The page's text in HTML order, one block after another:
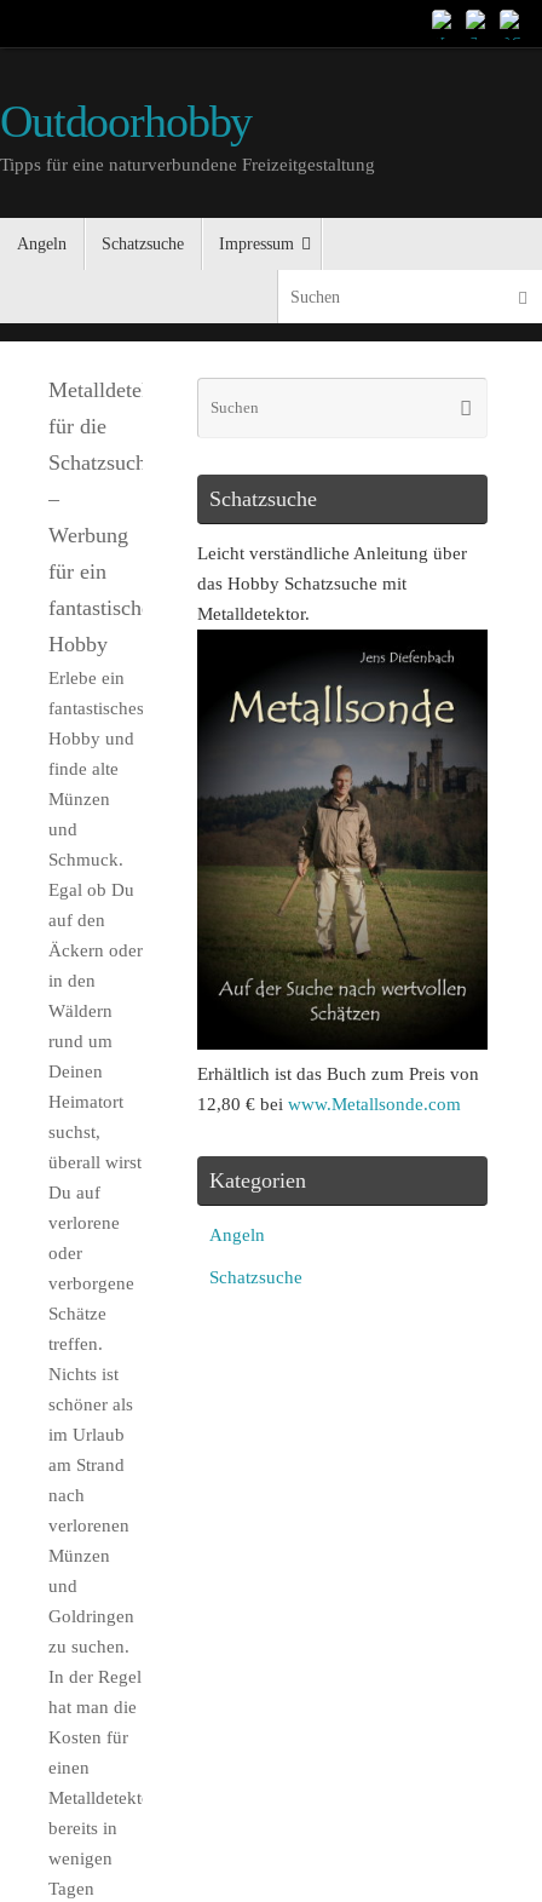
Outdoorhobby
Tipps für eine naturverbundene Freizeitgestaltung
Angeln Schatzsuche Impressum
Metalldetektoren
für die
Schatzsuche
–
Werbung
für ein
fantastisches
Hobby
Erlebe ein
fantastisches
Hobby und
finde alte
Münzen
und
Schmuck.
Egal ob Du
auf den
Äckern oder
in den
Wäldern
rund um
Deinen
Heimatort
suchst,
überall wirst
Du auf
verlorene
oder
verborgene
Schätze
treffen.
Nichts ist
schöner als
im Urlaub
am Strand
nach
verlorenen
Münzen
und
Goldringen
zu suchen.
In der Regel
hat man die
Kosten für
einen
Metalldetektoren
bereits in
wenigen
Tagen
Schatzsuche
Leicht verständliche Anleitung über
das Hobby Schatzsuche mit
Metalldetektor.
Erhältlich ist das Buch zum Preis von
12,80 € bei www.Metallsonde.com
Kategorien
Angeln
Schatzsuche